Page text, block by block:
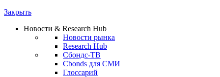
Закрыть
Новости & Research Hub
Новости рынка
Research Hub
Сбондс-ТВ
Cbonds для СМИ
Глоссарий